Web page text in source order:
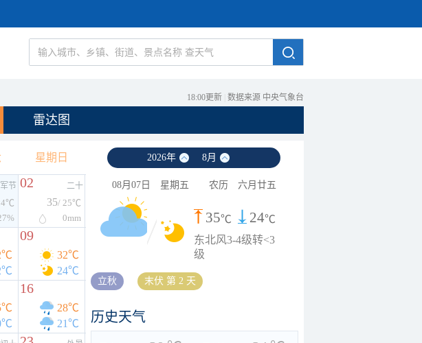
18:00更新 数据来源 中央气象台
雷达图
星期日
节 02 二十
35/ 25℃
0mm
09
32℃
24℃
16
28℃
21℃
2026年 8月
08月07日 星期五 农历 六月廿五
35℃ 24℃
东北风3-4级转<3
级
立秋 末伏 第 2 天
历史天气